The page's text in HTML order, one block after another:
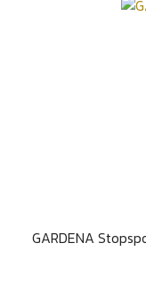
GARDENA